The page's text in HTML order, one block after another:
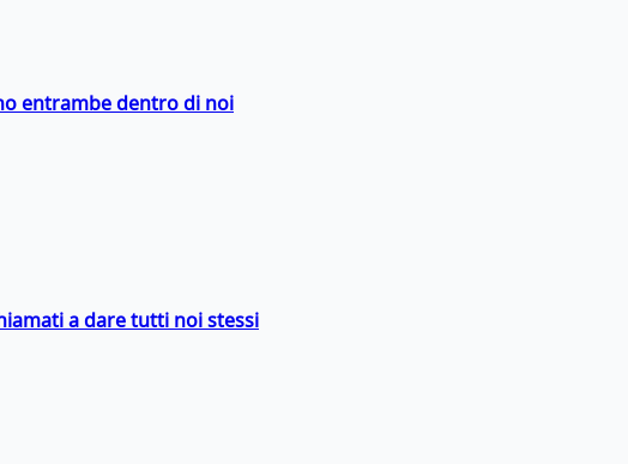
entrambe dentro di noi
a dare tutti noi stessi